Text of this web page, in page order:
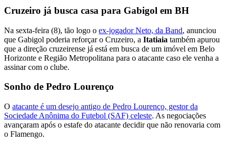
Cruzeiro já busca casa para Gabigol em BH
Na sexta-feira (8), tão logo o ex-jogador Neto, da Band, anunciou
que Gabigol poderia reforçar o Cruzeiro, a Itatiaia também apurou
que a direção cruzeirense já está em busca de um imóvel em Belo
Horizonte e Região Metropolitana para o atacante caso ele venha a
assinar com o clube.
Sonho de Pedro Lourenço
O atacante é um desejo antigo de Pedro Lourenço, gestor da
Sociedade Anônima do Futebol (SAF) celeste. As negociações
avançaram após o estafe do atacante decidir que não renovaria com
o Flamengo.